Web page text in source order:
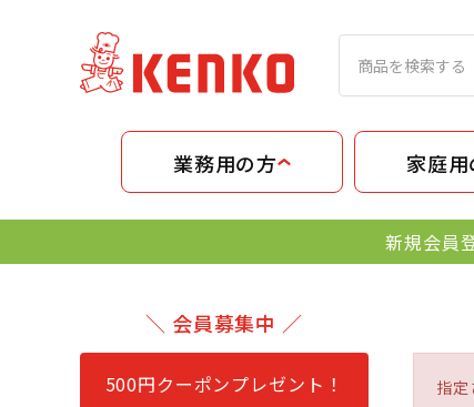
業務用の方 家庭
新規会員
＼ 会員募集中 ／
500円クーポンプレゼント！
指定